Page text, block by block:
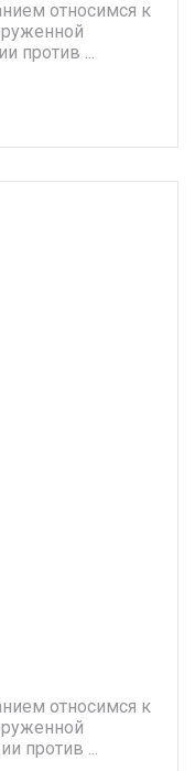
относимся к
против ...
относимся к
против ...